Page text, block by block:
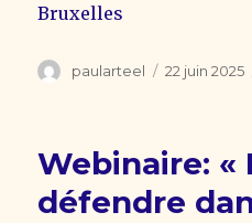
Bruxelles
Auteur
paularteel
Publié
22 juin 2025
Webinaire: «
défendre